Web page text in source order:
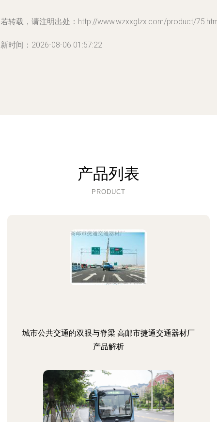
转载，请注明出处：http://www.wzxxglzx.com/product/
时间：2026-08-06 01:57:22
产品列表
PRODUCT
城市公共交通的双眼与脊梁 高邮市捷通交通器材厂
产品解析